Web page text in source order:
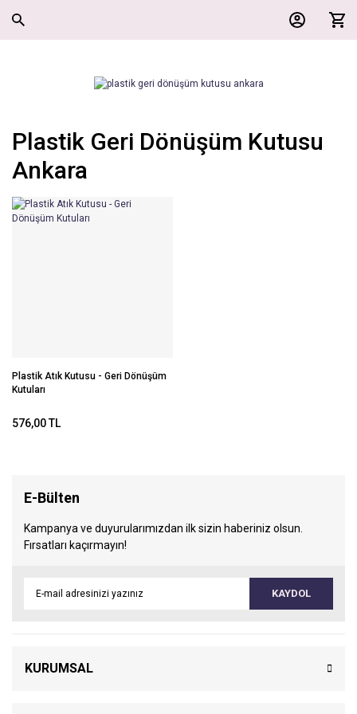
Plastik Geri Dönüşüm Kutusu
Ankara
Plastik Atık Kutusu - Geri Dönüşüm
Kutuları
576,00 TL
E-Bülten
Kampanya ve duyurularımızdan ilk sizin haberiniz olsun.
Fırsatları kaçırmayın!
KAYDOL
KURUMSAL